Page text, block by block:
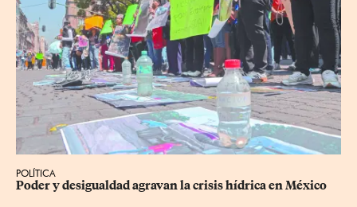
POLÍTICA
Poder y desigualdad agravan la crisis hídrica en México